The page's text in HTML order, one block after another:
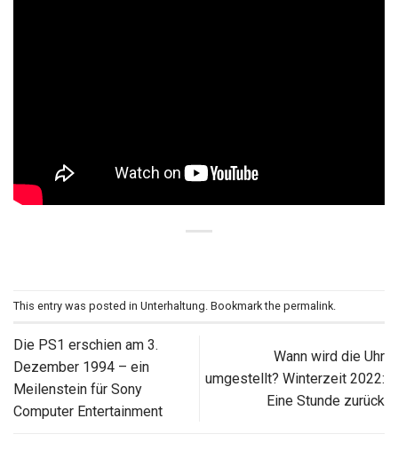
This entry was posted in Unterhaltung . Bookmark the permalink
Die PS1 erschien am 3.
Dezember 1994 – ein
Meilenstein für Sony
Computer Entertainment
Wann wird die Uhr
umgestellt? Winterzeit 2022:
Eine Stunde zurück